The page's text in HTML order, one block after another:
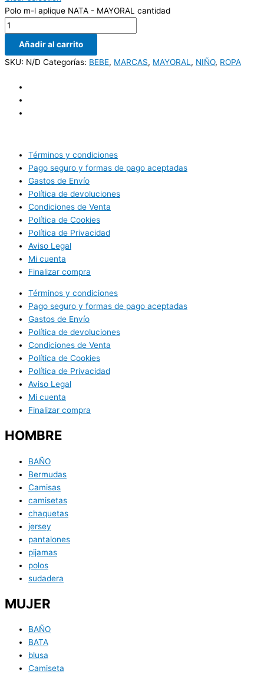
Polo m-l aplique NATA - MAYORAL cantidad
Añadir al carrito
SKU: N/D Categorías: BEBE, MARCAS, MAYORAL , NIÑO, ROPA
Términos y condiciones
Pago seguro y formas de pago aceptadas
Gastos de Envío
Política de devoluciones
Condiciones de Venta
Política de Cookies
Política de Privacidad
Aviso Legal
Mi cuenta
Finalizar compra
Términos y condiciones
Pago seguro y formas de pago aceptadas
Gastos de Envío
Política de devoluciones
Condiciones de Venta
Política de Cookies
Política de Privacidad
Aviso Legal
Mi cuenta
Finalizar compra
HOMBRE
BAÑO
Bermudas
Camisas
camisetas
chaquetas
jersey
pantalones
pijamas
polos
sudadera
MUJER
BAÑO
BATA
blusa
Camiseta